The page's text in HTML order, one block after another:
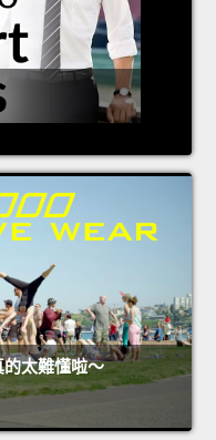
太難懂啦～